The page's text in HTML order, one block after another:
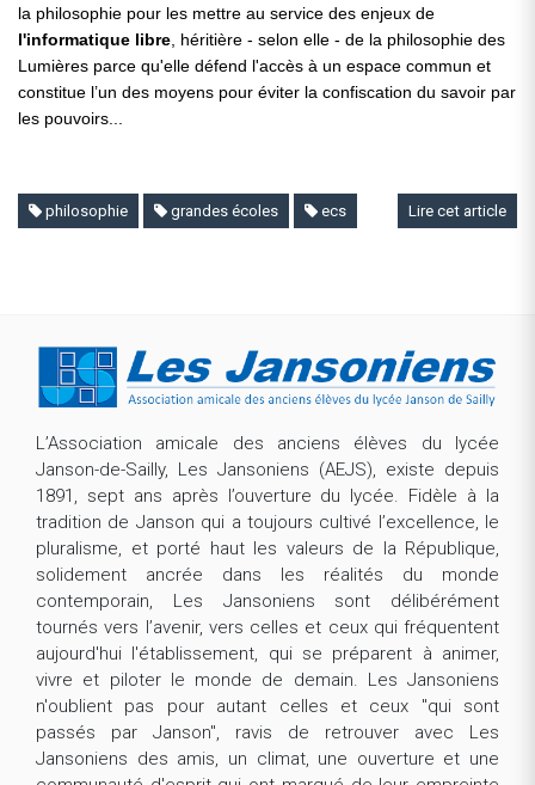
la philosophie pour les mettre au service des enjeux de
l'informatique libre, héritière - selon elle - de la philosophie des
Lumières parce qu'elle défend l'accès à un espace commun et
constitue l’un des moyens pour éviter la confiscation du savoir par
les pouvoirs...
Lire cet article
philosophie grandes écoles ecs
L’Association amicale des anciens élèves du lycée
Janson-de-Sailly, Les Jansoniens (AEJS), existe depuis
1891, sept ans après l’ouverture du lycée. Fidèle à la
tradition de Janson qui a toujours cultivé l’excellence, le
pluralisme, et porté haut les valeurs de la République,
solidement ancrée dans les réalités du monde
contemporain, Les Jansoniens sont délibérément
tournés vers l’avenir, vers celles et ceux qui fréquentent
aujourd'hui l'établissement, qui se préparent à animer,
vivre et piloter le monde de demain. Les Jansoniens
n'oublient pas pour autant celles et ceux "qui sont
passés par Janson", ravis de retrouver avec Les
Jansoniens des amis, un climat, une ouverture et une